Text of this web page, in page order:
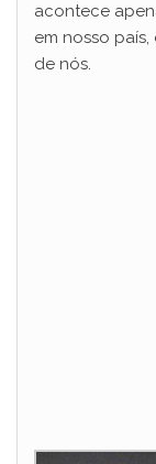
acontece
em nosso
de nós.